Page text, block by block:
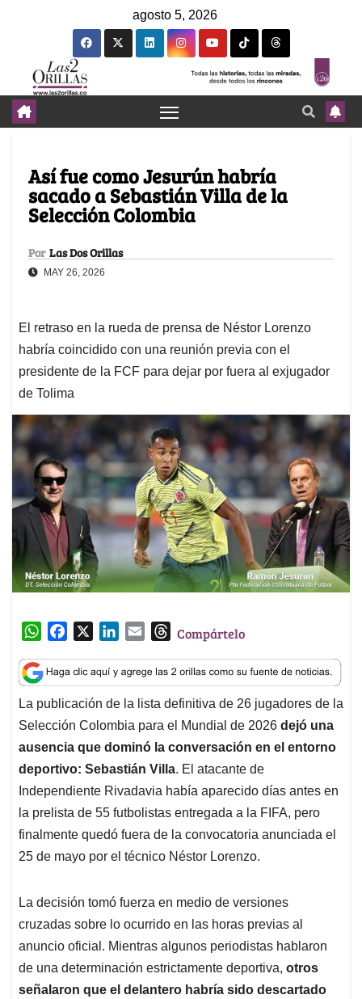
agosto 5, 2026
Así fue como Jesurún habría
sacado a Sebastián Villa de la
Selección Colombia
Por Las Dos Orillas
MAY 26, 2026
El retraso en la rueda de prensa de Néstor Lorenzo
habría coincidido con una reunión previa con el
presidente de la FCF para dejar por fuera al exjugador
de Tolima
W
a
t
s
A
p
p
c
e
b
o
o
k
n
k
e
d
I
n
a
i
l
T
r
e
a
d
s
Compártelo
La publicación de la lista definitiva de 26 jugadores de la
Selección Colombia para el Mundial de 2026 dejó una
ausencia que dominó la conversación en el entorno
deportivo: Sebastián Villa. El atacante de
Independiente Rivadavia había aparecido días antes en
la prelista de 55 futbolistas entregada a la FIFA, pero
finalmente quedó fuera de la convocatoria anunciada el
25 de mayo por el técnico Néstor Lorenzo.
La decisión tomó fuerza en medio de versiones
cruzadas sobre lo ocurrido en las horas previas al
anuncio oficial. Mientras algunos periodistas hablaron
de una determinación estrictamente deportiva, otros
señalaron que el delantero habría sido descartado